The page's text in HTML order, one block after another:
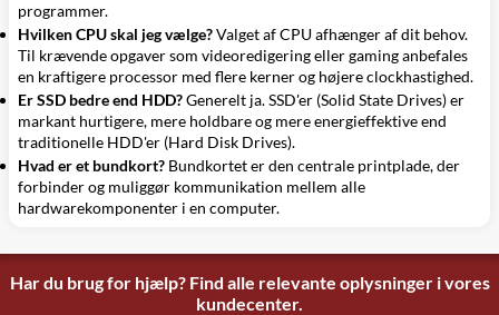
programmer.
Hvilken CPU skal jeg vælge?Valget af CPU afhænger af dit behov.
Til krævende opgaver som videoredigering eller gaming anbefales
en kraftigere processor med flere kerner og højere clockhastighed.
Er SSD bedre end HDD?Generelt ja. SSD'er (Solid State Drives) er
markant hurtigere, mere holdbare og mere energieffektive end
traditionelle HDD'er (Hard Disk Drives).
Hvad er et bundkort? Bundkortet er den centrale printplade, der
forbinder og muliggør kommunikation mellem alle
hardwarekomponenter i en computer.
Har du brug for hjælp? Find alle relevante oplysninger i vores
kundecenter.